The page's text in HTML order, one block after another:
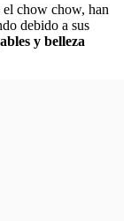
el chow chow, han
debido a sus
y belleza